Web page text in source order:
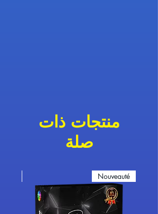
منتجات ذات
صلة
Nouveauté